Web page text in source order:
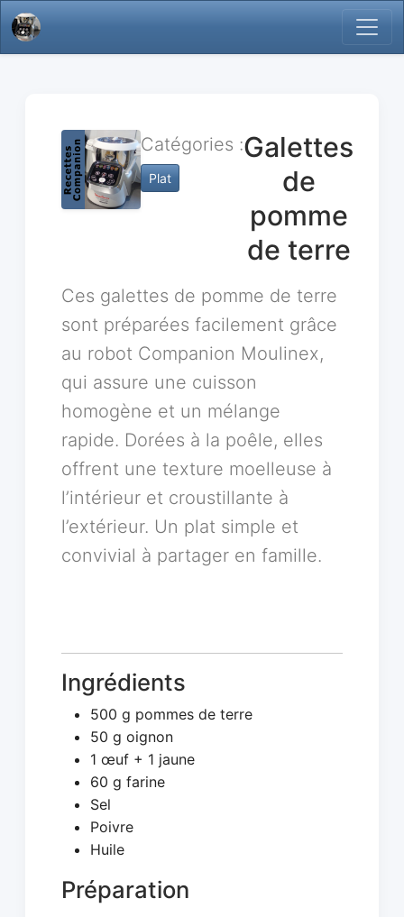
Catégories :
Plat
Galettes
de
pomme
de terre
Ces galettes de pomme de terre
sont préparées facilement grâce
au robot Companion Moulinex,
qui assure une cuisson
homogène et un mélange
rapide. Dorées à la poêle, elles
offrent une texture moelleuse à
l’intérieur et croustillante à
l’extérieur. Un plat simple et
convivial à partager en famille.
Ingrédients
500 g pommes de terre
50 g oignon
1 œuf + 1 jaune
60 g farine
Sel
Poivre
Huile
Préparation